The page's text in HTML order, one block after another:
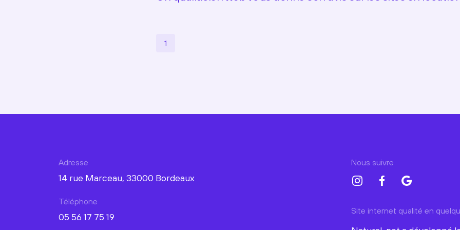
1
Adresse
14 rue Marceau, 33000 Bordeaux
Téléphone
05 56 17 75 19
Nous suivre
Site internet qualité en